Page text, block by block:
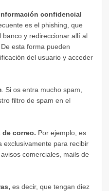
confidencial
es el phishing, que
banco y redireccionar allí al
esta forma pueden
del usuario y acceder
. Si os entra mucho spam,
filtro de spam en el
correo. Por ejemplo, es
exclusivamente para recibir
comerciales, mails de
es decir, que tengan diez